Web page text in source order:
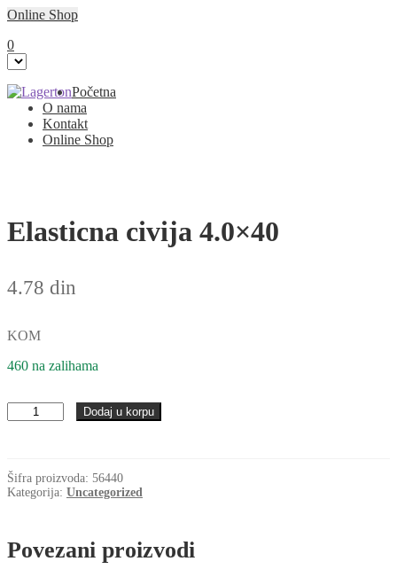
Online Shop
0
Preskoči
na
navigaciju
Skoči
na
sadržaj
Početna
O nama
Kontakt
Online Shop
Elasticna civija 4.0×40
4.78 din
KOM
460 na zalihama
Elasticna
civija
Dodaj u korpu
Šifra proizvoda: 56440
Kategorija: Uncategorized
Povezani proizvodi